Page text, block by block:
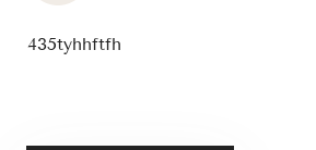
435tyhhftfh